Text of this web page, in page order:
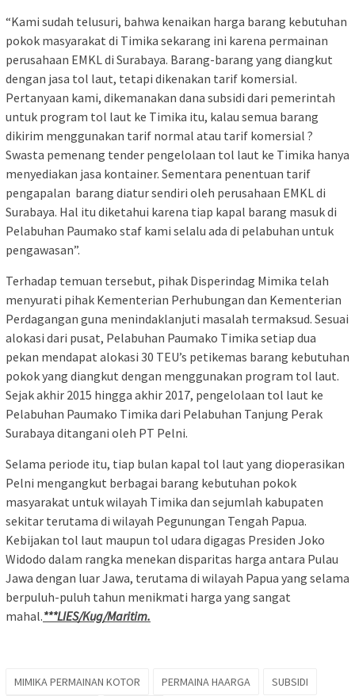
“Kami sudah telusuri, bahwa kenaikan harga barang kebutuhan
pokok masyarakat di Timika sekarang ini karena permainan
perusahaan EMKL di Surabaya. Barang-barang yang diangkut
dengan jasa tol laut, tetapi dikenakan tarif komersial.
Pertanyaan kami, dikemanakan dana subsidi dari pemerintah
untuk program tol laut ke Timika itu, kalau semua barang
dikirim menggunakan tarif normal atau tarif komersial ?
Swasta pemenang tender pengelolaan tol laut ke Timika hanya
menyediakan jasa kontainer. Sementara penentuan tarif
pengapalan barang diatur sendiri oleh perusahaan EMKL di
Surabaya. Hal itu diketahui karena tiap kapal barang masuk di
Pelabuhan Paumako staf kami selalu ada di pelabuhan untuk
pengawasan”.
Terhadap temuan tersebut, pihak Disperindag Mimika telah
menyurati pihak Kementerian Perhubungan dan Kementerian
Perdagangan guna menindaklanjuti masalah termaksud. Sesuai
alokasi dari pusat, Pelabuhan Paumako Timika setiap dua
pekan mendapat alokasi 30 TEU’s petikemas barang kebutuhan
pokok yang diangkut dengan menggunakan program tol laut.
Sejak akhir 2015 hingga akhir 2017, pengelolaan tol laut ke
Pelabuhan Paumako Timika dari Pelabuhan Tanjung Perak
Surabaya ditangani oleh PT Pelni.
Selama periode itu, tiap bulan kapal tol laut yang dioperasikan
Pelni mengangkut berbagai barang kebutuhan pokok
masyarakat untuk wilayah Timika dan sejumlah kabupaten
sekitar terutama di wilayah Pegunungan Tengah Papua.
Kebijakan tol laut maupun tol udara digagas Presiden Joko
Widodo dalam rangka menekan disparitas harga antara Pulau
Jawa dengan luar Jawa, terutama di wilayah Papua yang selama
berpuluh-puluh tahun menikmati harga yang sangat
mahal.***LIES/Kug/Maritim.
MIMIKA PERMAINAN KOTOR PERMAINA HAARGA SUBSIDI